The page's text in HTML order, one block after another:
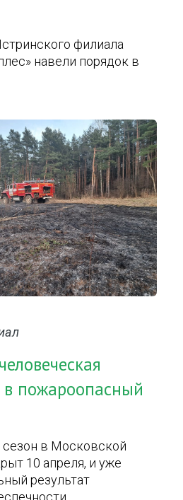
филиала
навели порядок в
в пожароопасный
в Московской
10 апреля, и уже
результат